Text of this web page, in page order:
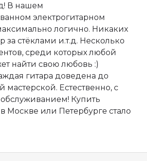
В нашем
электрогитарном
логично. Никаких
за стёклами и.т.д. Несколько
среди которых любой
найти свою любовь :)
гитара доведена до
мастерской. Естественно, с
Купить
Москве или Петербурге стало